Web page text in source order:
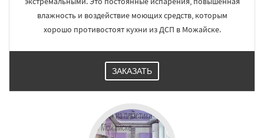
Мытищи
Одинцово Озеры Орехово-Зуево
Павловский Посад Пересвет Подольск
Реутов Рошаль Рузф Сергиев Посад
Солнечногорск Купавна
Фрязино Химки
Андреево
Богородское
Быково Вербилки
влажность и воздействие моющих средств, которым
хорошо противостоят кухни из ДСП в Можайске.
ЗАКАЗАТЬ
Даю согласие на обработку персональных данных